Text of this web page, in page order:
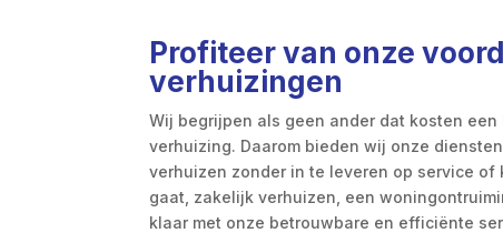
Profiteer van onze
verhuizingen
Wij begrijpen als geen ander dat kosten
verhuizing. Daarom bieden wij onze
verhuizen zonder in te leveren op service
gaat, zakelijk verhuizen, een
klaar met onze betrouwbare en efficiënte